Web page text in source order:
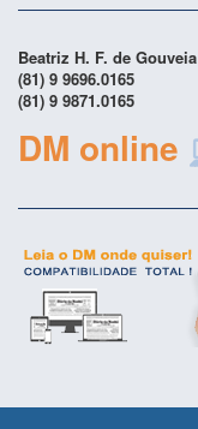
Beatriz H. F. de Gouveia
(81) 9 9696.0165
(81) 9 9871.0165
DM online